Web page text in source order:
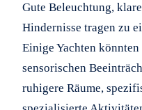
Gute Beleuchtung,
Hindernisse tragen zu
Einige Yachten
sensorischen
ruhigere Räume,